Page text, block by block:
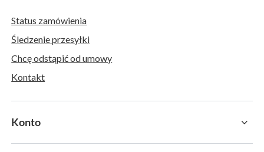
Status zamówienia
Śledzenie przesyłki
Chcę odstąpić od umowy
Kontakt
Konto